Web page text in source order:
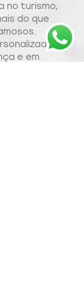
no turismo,
do que
e em